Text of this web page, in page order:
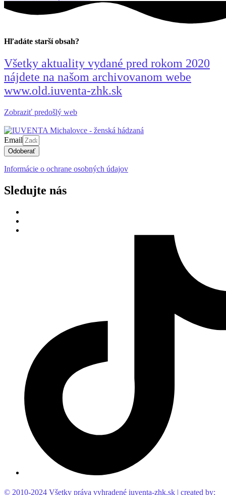
Hľadáte starší obsah?
Všetky aktuality vydané pred rokom 2020
nájdete na našom archivovanom webe
www.old.iuventa-zhk.sk
Zobraziť predošlý web
Email
Odoberať
Informácie o ochrane osobných údajov
Sledujte nás
© 2010-2024 Všetky práva vyhradené iuventa-zhk.sk | created by: